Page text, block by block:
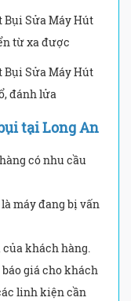
Bụi Sửa Máy Hút
từ xa được
Bụi Sửa Máy Hút
đánh lửa
tại Long An
có nhu cầu
máy đang bị vấn
khách hàng.
giá cho khách
linh kiện cần